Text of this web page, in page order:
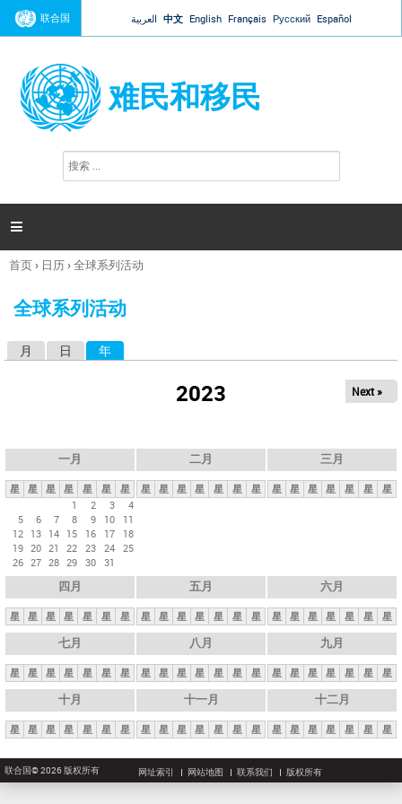
Jump to navigation
联合国 العربية 中文 English Français Русский Español
难民和移民
搜
索

你
这
首页› 日历›全球系列活动
全球系列活动
月 日 年
2023 Next »
一月
星 星 星 星 星 星
星
1
2 3
4
5
6 7 8 9 10
11
12 13 14 15 16 17
18
19 20 21 22 23 24 25
26 27 28 29 30 31
二月
星 星 星 星 星 星 星
三月
星 星 星 星 星 星 星
四月
星 星 星 星 星 星 星
五月
星 星 星 星 星 星 星
六月
星 星 星 星 星 星 星
七月
星 星 星 星 星 星 星
八月
星 星 星 星 星 星 星
九月
星 星 星 星 星 星 星
十月
星 星 星 星 星 星 星
十一月
星 星 星 星 星 星 星
十二月
星 星 星 星 星 星 星
联合国© 2026 版权所有 网址索引 网站地图 联系我们 版权所有